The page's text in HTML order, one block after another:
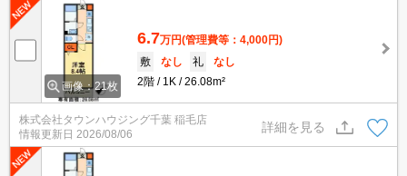
画像：21枚
6.7万円(管理費等：4,000円)
敷
なし 礼
なし
2階
1K 26.08m²
株式会社タウンハウジング千葉 稲毛店
情報更新日 2026/08/06
詳細を見る